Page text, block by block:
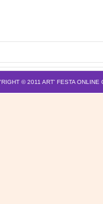
© 2011 ART' FESTA ONLINE